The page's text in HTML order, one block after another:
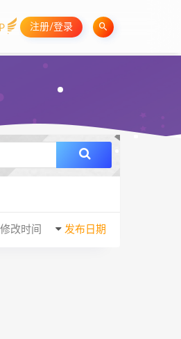
注册/登录
发布日期
修改时间